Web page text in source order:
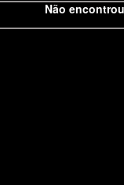
Não